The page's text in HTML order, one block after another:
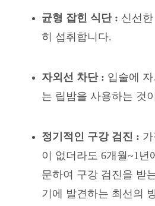
균형 잡힌 식단 : 신선
히 섭취합니다.
자외선 차단 : 입술에
는 립밤을 사용하는 것
정기적인 구강 검진 :
이 없더라도 6개월~1년
문하여 구강 검진을 받
기에 발견하는 최선의